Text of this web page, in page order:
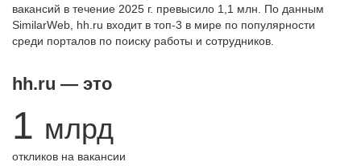
вакансий в течение 2025 г. превысило 1,1 млн. По данным
SimilarWeb, hh.ru входит в топ-3 в мире по популярности
среди порталов по поиску работы и сотрудников.
hh.ru — это
1 млрд
откликов на вакансии